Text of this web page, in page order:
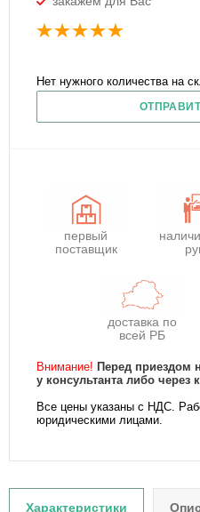
Нет нужного количества на
первый
поставщик
доставка по
всей РБ
Внимание! Перед приездом
у консультанта либо через
Все цены указаны с НДС.
юридическими лицами.
Характеристики